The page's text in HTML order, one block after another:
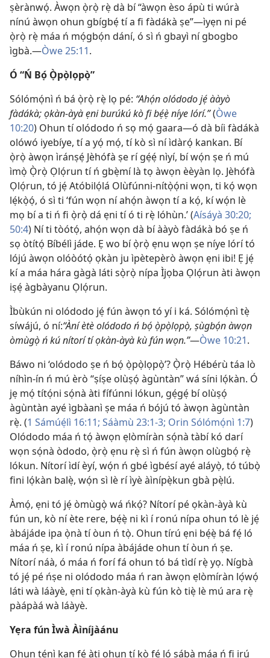
ṣèrànwọ́. Àwọn ọ̀rọ̀ rẹ̀ dà bí “àwọn èso ápù ti wúrà
nínú àwọn ohun gbígbẹ́ tí a fi fàdákà ṣe”—ìyẹn ni pé
ọ̀rọ̀ rẹ̀ máa ń mọ́gbọ́n dání, ó sì ń gbayì ní gbogbo
ìgbà.—Òwe 25:11.
Ó “Ń Bọ́ Ọ̀pọ̀lọpọ̀”
Sólómọ́nì ń bá ọ̀rọ̀ rẹ̀ lọ pé: “Ahọ́n olódodo jẹ́ ààyò
fàdákà; ọkàn-àyà ẹni burúkú kò fi bẹ́ẹ̀ níye lórí.”(Òwe
10:20) Ohun tí olódodo ń sọ mọ́ gaara—ó dà bíi fàdákà
olówó iyebíye, tí a yọ́ mọ́, tí kò sì ní ìdàrọ́ kankan. Bí
ọ̀rọ̀ àwọn ìránṣẹ́ Jèhófà ṣe rí gẹ́ẹ́ nìyí, bí wọ́n ṣe ń mú
ìmọ̀ Ọ̀rọ̀ Ọlọ́run tí ń gbẹ̀mí là tọ àwọn èèyàn lọ. Jèhófà
Ọlọ́run, tó jẹ́ Atóbilọ́lá Olùfúnni-nítọ̀ọ́ni wọn, ti kọ́ wọn
lẹ́kọ̀ọ́, ó sì ti ‘fún wọn ní ahọ́n àwọn tí a kọ́, kí wọ́n lè
mọ bí a ti ń fi ọ̀rọ̀ dá ẹni tí ó ti rẹ̀ lóhùn.’ (Aísáyà 30:20;
50:4) Ní ti tòótọ́, ahọ́n wọn dà bí ààyò fàdákà bó ṣe ń
sọ òtítọ́ Bíbélì jáde. Ẹ wo bí ọ̀rọ̀ ẹnu wọn ṣe níye lórí tó
lójú àwọn olóòótọ́ ọkàn ju ìpètepèrò àwọn ẹni ibi! Ẹ jẹ́
kí a máa hára gàgà láti sọ̀rọ̀ nípa Ìjọba Ọlọ́run àti àwọn
iṣẹ́ àgbàyanu Ọlọ́run.
Ìbùkún ni olódodo jẹ́ fún àwọn tó yí i ká. Sólómọ́nì tẹ̀
síwájú, ó ní:“Àní ètè olódodo ń bọ́ ọ̀pọ̀lọpọ̀, ṣùgbọ́n àwọn
òmùgọ̀ ń kú nítorí tí ọkàn-àyà kù fún wọn.”—Òwe 10:21.
Báwo ni ‘olódodo ṣe ń bọ́ ọ̀pọ̀lọpọ̀’? Ọ̀rọ̀ Hébérù táa lò
níhìn-ín ń mú èrò “ṣíṣe olùṣọ́ àgùntàn” wá síni lọ́kàn. Ó
jẹ mọ́ títọ́ni sọ́nà àti fífúnni lókun, gẹ́gẹ́ bí olùṣọ́
àgùntàn ayé ìgbàanì ṣe máa ń bójú tó àwọn àgùntàn
rẹ̀. (1 Sámúẹ́lì 16:11; Sáàmù 23:1-3; Orin Sólómọ́nì 1:7)
Olódodo máa ń tọ́ àwọn ẹlòmíràn sọ́nà tàbí kó darí
wọn sọ́nà òdodo, ọ̀rọ̀ ẹnu rẹ̀ sì ń fún àwọn olùgbọ́ rẹ̀
lókun. Nítorí ìdí èyí, wọ́n ń gbé ìgbésí ayé aláyọ̀, tó túbọ̀
fini lọ́kàn balẹ̀, wọ́n sì lè rí ìyè àìnípẹ̀kun gbà pẹ̀lú.
Àmọ́, ẹni tó jẹ́ òmùgọ̀ wá ńkọ́? Nítorí pé ọkàn-àyà kù
fún un, kò ní ète rere, bẹ́ẹ̀ ni kì í ronú nípa ohun tó lè jẹ́
àbájáde ipa ọ̀nà tí òun ń tọ̀. Ohun tírú ẹni bẹ́ẹ̀ bá fẹ́ ló
máa ń ṣe, kì í ronú nípa àbájáde ohun tí òun ń ṣe.
Nítorí náà, ó máa ń forí fá ohun tó bá tìdí rẹ̀ yọ. Nígbà
tó jẹ́ pé ńṣe ni olódodo máa ń ran àwọn ẹlòmíràn lọ́wọ́
láti wà láàyè, ẹni tí ọkàn-àyà kù fún kò tiẹ̀ lè mú ara rẹ̀
pàápàá wà láàyè.
Yẹra fún Ìwà Àìníjàánu
Ohun tẹ́nì kan fẹ́ àti ohun tí kò fẹ́ ló sábà máa ń fi irú